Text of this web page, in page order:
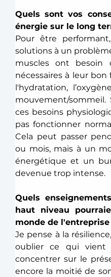
Quels sont vos
énergie sur le long
Pour être
solutions à un
muscles ont besoin
nécessaires à leur
l'hydratation,
mouvement/sommeil.
ces besoins
pas fonctionner
Cela peut passer
ou mois, mais à un
énergétique et un
devenue trop intense.
Quels
haut niveau
monde de l'entreprise
Je pense à la
oublier ce qui vient
concentrer sur le
encore la moitié de